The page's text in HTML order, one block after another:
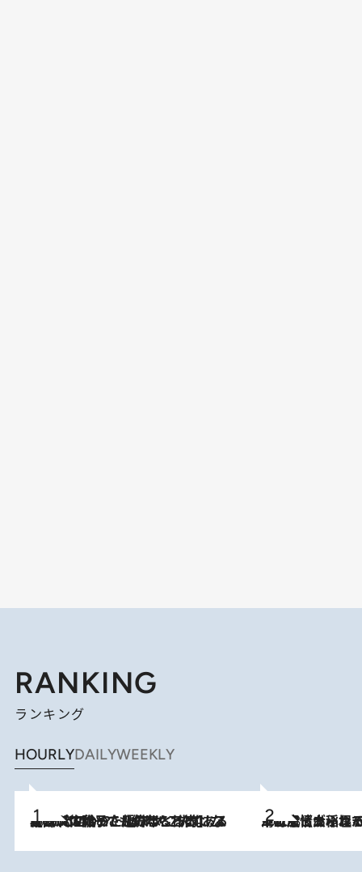
RANKING
ランキング
HOURLYDAILYWEEKLY
2026.8.5
【阿川佐和子さんの年とる力】なぜ70代で始めた趣味は“こんなに楽しい”のか？ ピアノ、俳句…スランプに陥っても続けられる“ある秘訣”とは 2026.8.5
下町風情あふれる台北屈指の人気エリア・大稲埕でセンスのいい台湾土産《ヴ